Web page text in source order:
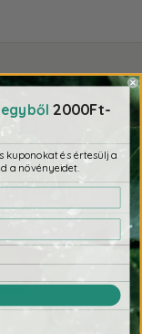
alapján
0
1
0
2000Ft-
kuponokat és értesülj a
a növényeidet.